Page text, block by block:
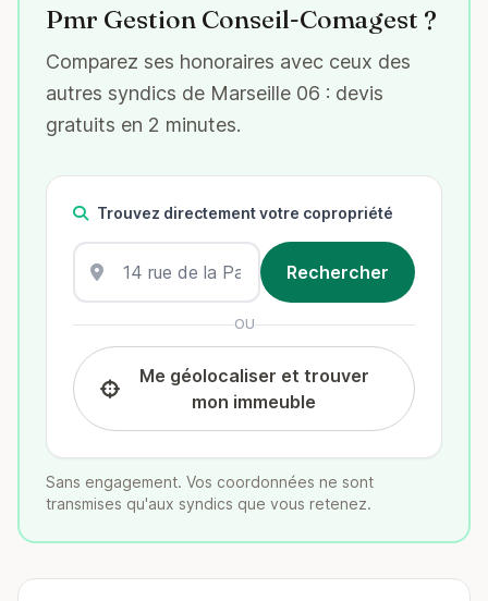
Pmr Gestion Conseil-Comagest ?
Comparez ses honoraires avec ceux des
autres syndics de Marseille 06 : devis
gratuits en 2 minutes.
Trouvez directement votre copropriété
OU
Me géolocaliser et trouver
mon immeuble
Sans engagement. Vos coordonnées ne sont
transmises qu'aux syndics que vous retenez.